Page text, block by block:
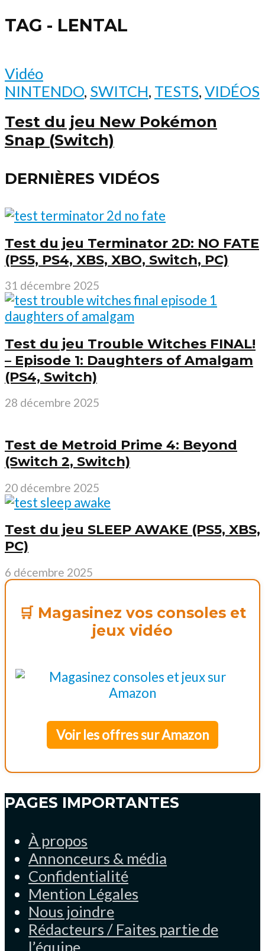
TAG - LENTAL
Vidéo
NINTENDO, SWITCH, TESTS, VIDÉOS
Test du jeu New Pokémon
Snap (Switch)
DERNIÈRES VIDÉOS
Test du jeu Terminator 2D: NO FATE
(PS5, PS4, XBS, XBO, Switch, PC)
31 décembre 2025
Test du jeu Trouble Witches FINAL!
– Episode 1: Daughters of Amalgam
(PS4, Switch)
28 décembre 2025
Test de Metroid Prime 4: Beyond
(Switch 2, Switch)
20 décembre 2025
Test du jeu SLEEP AWAKE (PS5, XBS,
PC)
6 décembre 2025
🛒 Magasinez vos consoles et
jeux vidéo
Voir les offres sur Amazon
PAGES IMPORTANTES
À propos
Annonceurs & média
Confidentialité
Mention Légales
Nous joindre
Rédacteurs / Faites partie de
l’équipe